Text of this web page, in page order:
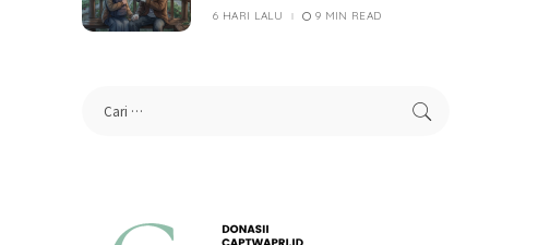
6 HARI LALU 9 MIN READ